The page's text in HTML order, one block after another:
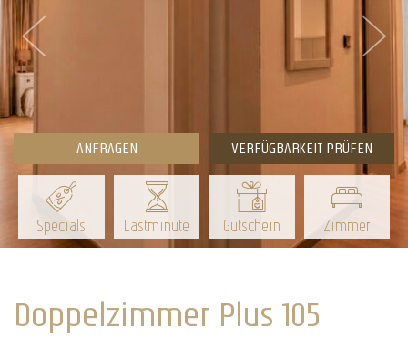
ANFRAGEN VERFÜGBARKEIT PRÜFEN
Specials Lastminute Gutschein Zimmer
Doppelzimmer Plus 105